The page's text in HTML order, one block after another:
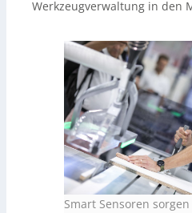
Werkzeugverwaltung in den
Smart Sensoren